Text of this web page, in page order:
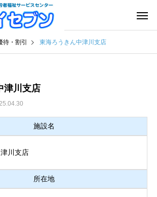
待・割引 東海ろうきん中津川支店
津川支店
施設名
川支店
所在地